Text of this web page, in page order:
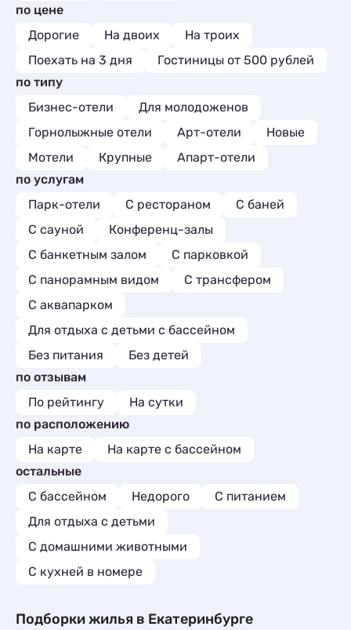
по цене
Дорогие
На двоих
На троих
Поехать на 3 дня
Гостиницы от 500 рублей
по типу
Бизнес-отели
Для молодоженов
Горнолыжные отели
Арт-отели
Новые
Мотели
Крупные
Апарт-отели
по услугам
Парк-отели
С рестораном
С баней
С сауной
Конференц-залы
С банкетным залом
С парковкой
С панорамным видом
С трансфером
С аквапарком
Для отдыха с детьми с бассейном
Без питания
Без детей
по отзывам
По рейтингу
На сутки
по расположению
На карте
На карте с бассейном
остальные
С бассейном
Недорого
С питанием
Для отдыха с детьми
С домашними животными
C кухней в номере
Подборки жилья в Екатеринбурге